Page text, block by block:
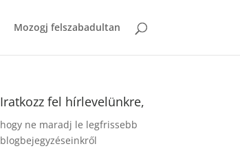
Mozogj felszabadultan
Iratkozz fel hírlevelünkre,
hogy ne maradj le legfrissebb
blogbejegyzéseinkről